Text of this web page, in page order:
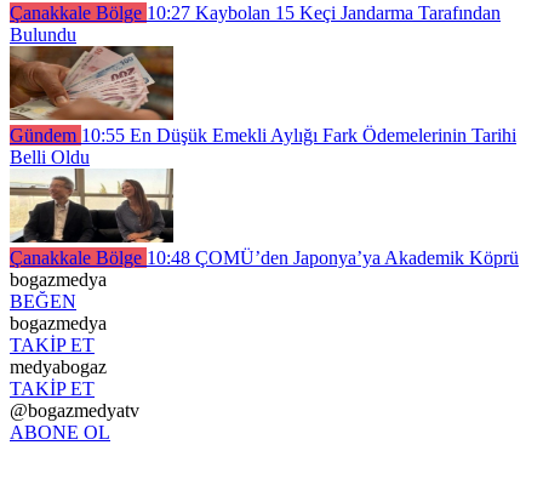
Çanakkale Bölge 10:27 Kaybolan 15 Keçi Jandarma Tarafından
Bulundu
Gündem 10:55 En Düşük Emekli Aylığı Fark Ödemelerinin Tarihi
Belli Oldu
Çanakkale Bölge 10:48 ÇOMÜ’den Japonya’ya Akademik Köprü
bogazmedya
BEĞEN
bogazmedya
TAKİP ET
medyabogaz
TAKİP ET
@bogazmedyatv
ABONE OL